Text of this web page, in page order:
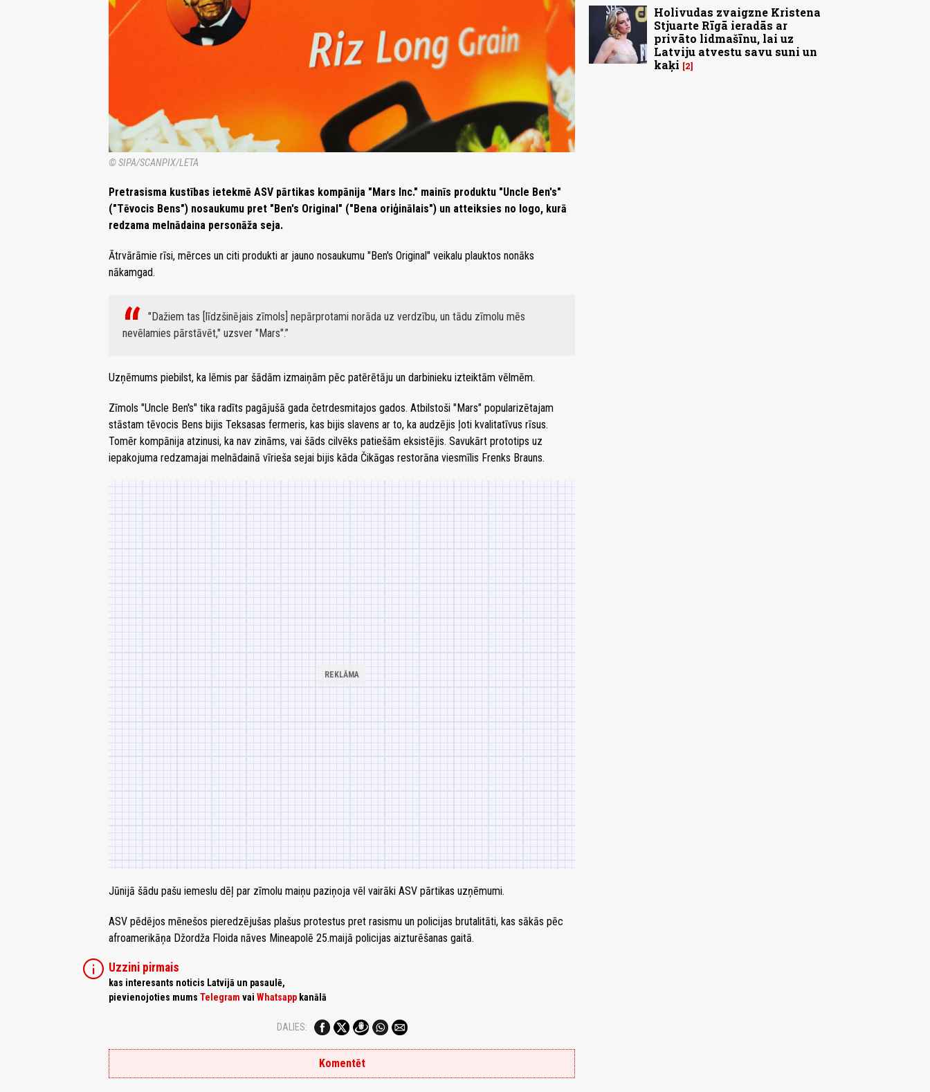
© SIPA/SCANPIX/LETA
Pretrasisma kustības ietekmē ASV pārtikas kompānija "Mars Inc." mainīs produktu "Uncle Ben's"
("Tēvocis Bens") nosaukumu pret "Ben's Original" ("Bena oriģinālais") un atteiksies no logo, kurā
redzama melnādaina personāža seja.
Ātrvārāmie rīsi, mērces un citi produkti ar jauno nosaukumu "Ben's Original" veikalu plauktos nonāks
nākamgad.
"Dažiem tas [līdzšinējais zīmols] nepārprotami norāda uz verdzību, un tādu zīmolu mēs
nevēlamies pārstāvēt," uzsver "Mars".
Uzņēmums piebilst, ka lēmis par šādām izmaiņām pēc patērētāju un darbinieku izteiktām vēlmēm.
Zīmols "Uncle Ben's" tika radīts pagājušā gada četrdesmitajos gados. Atbilstoši "Mars" popularizētajam
stāstam tēvocis Bens bijis Teksasas fermeris, kas bijis slavens ar to, ka audzējis ļoti kvalitatīvus rīsus.
Tomēr kompānija atzinusi, ka nav zināms, vai šāds cilvēks patiešām eksistējis. Savukārt prototips uz
iepakojuma redzamajai melnādainā vīrieša sejai bijis kāda Čikāgas restorāna viesmīlis Frenks Brauns.
Jūnijā šādu pašu iemeslu dēļ par zīmolu maiņu paziņoja vēl vairāki ASV pārtikas uzņēmumi.
ASV pēdējos mēnešos pieredzējušas plašus protestus pret rasismu un policijas brutalitāti, kas sākās pēc
afroamerikāņa Džordža Floida nāves Mineapolē 25.maijā policijas aizturēšanas gaitā.
info Uzzini pirmais
kas interesants noticis Latvijā un pasaulē,
pievienojoties mums Telegram vai Whatsapp kanālā
DALIES:
Komentēt
Holivudas zvaigzne Kristena
Stjuarte Rīgā ieradās ar
privāto lidmašīnu, lai uz
Latviju atvestu savu suni un
kaķi
2